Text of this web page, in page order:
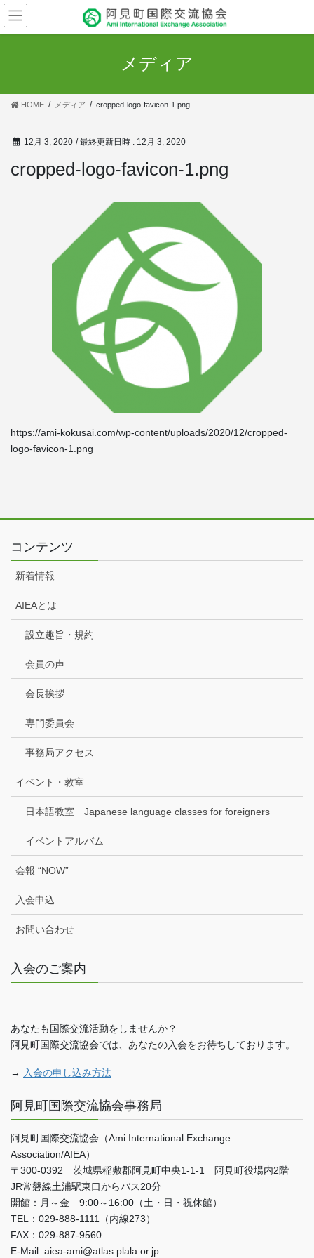
コ
ン
テ
ス
ナ
ビ
ゲ
ン
メディア
HOME メディア cropped-logo-favicon-1.png
12月 3, 2020 / 最終更新日時 : 12月 3, 2020
cropped-logo-favicon-1.png
https://ami-kokusai.com/wp-content/uploads/2020/12/cropped-
logo-favicon-1.png
コンテンツ
新着情報
AIEAとは
設立趣旨・規約
会員の声
会長挨拶
専門委員会
事務局アクセス
イベント・教室
日本語教室 Japanese language classes for foreigners
イベントアルバム
会報 “NOW”
入会申込
お問い合わせ
入会のご案内
あなたも国際交流活動をしませんか？
阿見町国際交流協会では、あなたの入会をお待ちしております。
→ 入会の申し込み方法
阿見町国際交流協会事務局
阿見町国際交流協会（Ami International Exchange
Association/AIEA）
〒300-0392 茨城県稲敷郡阿見町中央1-1-1 阿見町役場内2階
JR常磐線土浦駅東口からバス20分
開館：月～金 9:00～16:00（土・日・祝休館）
TEL：029-888-1111（内線273）
FAX：029-887-9560
E-Mail: aiea-ami@atlas.plala.or.jp